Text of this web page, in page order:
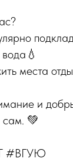
места
и
сам. 💚
#ВГУЮ